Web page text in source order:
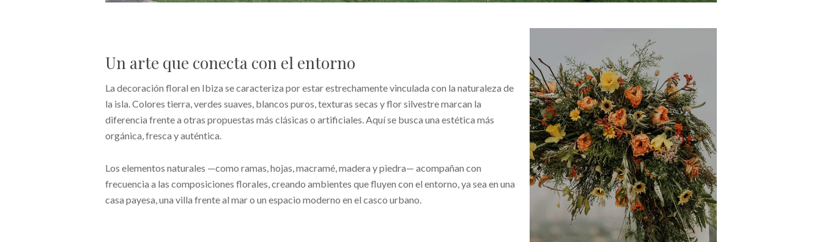
Un arte que conecta con el entorno
La decoración floral en Ibiza se caracteriza por estar estrechamente vinculada con la naturaleza de
la isla. Colores tierra, verdes suaves, blancos puros, texturas secas y flor silvestre marcan la
diferencia frente a otras propuestas más clásicas o artificiales. Aquí se busca una estética más
orgánica, fresca y auténtica.
Los elementos naturales —como ramas, hojas, macramé, madera y piedra— acompañan con
frecuencia a las composiciones florales, creando ambientes que fluyen con el entorno, ya sea en una
casa payesa, una villa frente al mar o un espacio moderno en el casco urbano.